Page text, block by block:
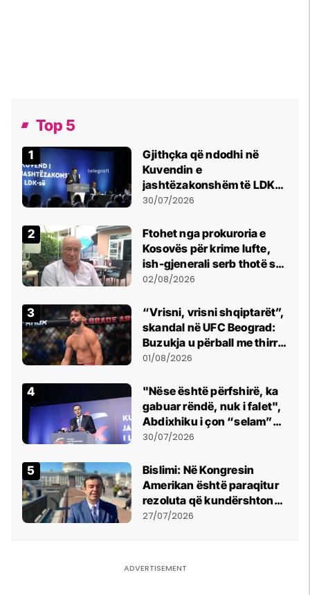
Top 5
Gjithçka që ndodhi në
Kuvendin e
jashtëzakonshëm të LDK-
së
30/07/2026
Ftohet nga prokuroria e
Kosovës për krime lufte,
ish-gjenerali serb thotë se
dikush e tradhtoi në
02/08/2026
“Vrisni, vrisni shqiptarët”,
skandal në UFC Beograd:
Buzukja u përball me thirrje
anti-shqiptare nga
01/08/2026
"Nëse është përfshirë, ka
gabuar rëndë, nuk i falet",
Abdixhiku i çon “selam”
Përparim Ramës
30/07/2026
Bislimi: Në Kongresin
Amerikan është paraqitur
rezoluta që kundërshton
mbajtjen e Asamblesë
27/07/2026